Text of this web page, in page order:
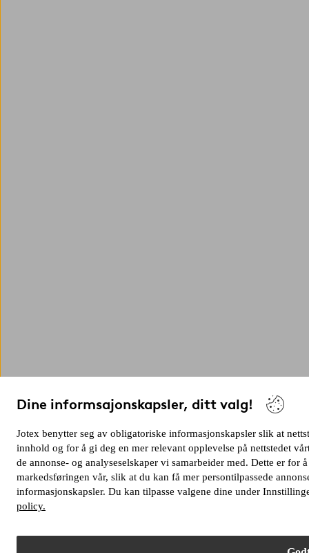
Dine informsajonskapsler, ditt valg!
Jotex benytter seg av obligatoriske informasjonskapsler slik at
innhold og for å gi deg en mer relevant opplevelse på nettstedet
de annonse- og analyseselskaper vi samarbeider med. Dette er
markedsføringen vår, slik at du kan få mer persontilpassede
informasjonskapsler. Du kan tilpasse valgene dine under
policy.